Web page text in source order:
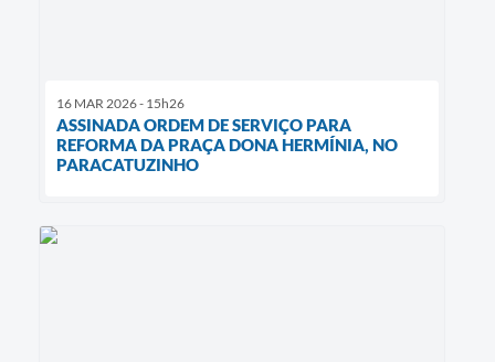
16 MAR 2026 - 15h26
ASSINADA ORDEM DE SERVIÇO PARA
REFORMA DA PRAÇA DONA HERMÍNIA, NO
PARACATUZINHO